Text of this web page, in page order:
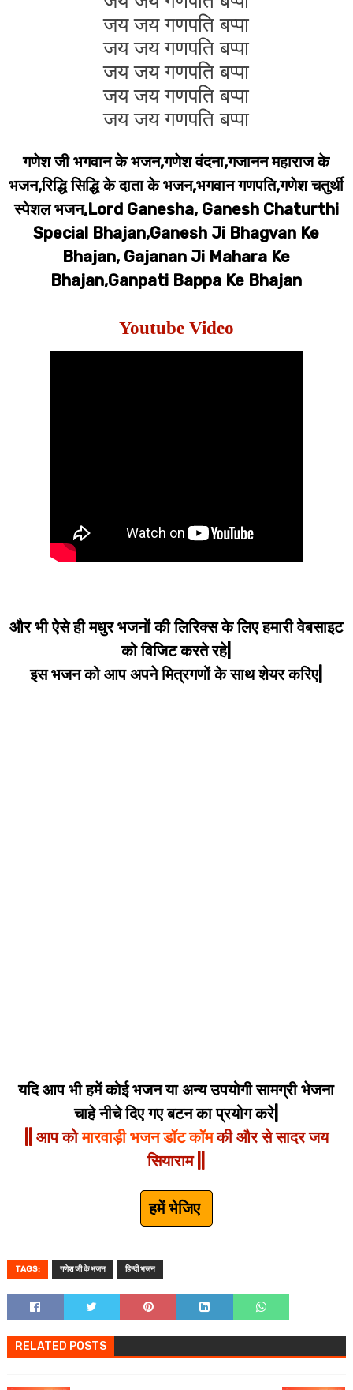
जय जय गणपति बप्पा
जय जय गणपति बप्पा
जय जय गणपति बप्पा
जय जय गणपति बप्पा
जय जय गणपति बप्पा
गणेश जी भगवान के भजन,गणेश वंदना,गजानन महाराज के
भजन,रिद्धि सिद्धि के दाता के भजन,भगवान गणपति,गणेश चतुर्थी
स्पेशल भजन,Lord Ganesha, Ganesh Chaturthi
Special Bhajan,Ganesh Ji Bhagvan Ke
Bhajan, Gajanan Ji Mahara Ke
Bhajan,Ganpati Bappa Ke Bhajan
Youtube Video
और भी ऐसे ही मधुर भजनों की लिरिक्स के लिए हमारी वेबसाइट
को विजिट करते रहे|
इस भजन को आप अपने मित्रगणों के साथ शेयर करिए|
यदि आप भी हमें कोई भजन या अन्य उपयोगी सामग्री भेजना
चाहे नीचे दिए गए बटन का प्रयोग करे|
|| आप कोमारवाड़ी भजन डॉट कॉमकी और से सादर जय
सियाराम ||
हमें भेजिए
TAGS: गणेश जी के भजन हिन्दी भजन
RELATED POSTS